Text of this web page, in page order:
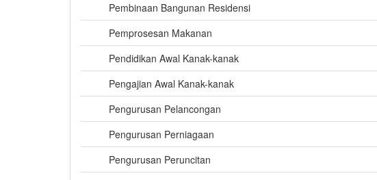
Pembinaan Bangunan Residensi
Pemprosesan Makanan
Pendidikan Awal Kanak-kanak
Pengajian Awal Kanak-kanak
Pengurusan Pelancongan
Pengurusan Perniagaan
Pengurusan Peruncitan